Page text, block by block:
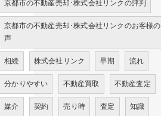
京都市の不動産売却･株式会社リンクの評判
京都市の不動産売却･株式会社リンクのお客様の
声
相続 株式会社リンク 早期 流れ
分かりやすい 不動産買取 不動産査定
媒介 契約 売り時 査定 知識